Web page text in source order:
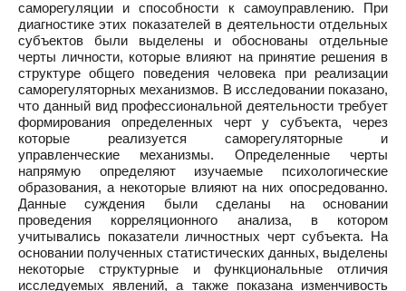
саморегуляции и способности к самоуправлению. При
диагностике этих показателей в деятельности отдельных
субъектов были выделены и обоснованы отдельные
черты личности, которые влияют на принятие решения в
структуре общего поведения человека при реализации
саморегуляторных механизмов. В исследовании показано,
что данный вид профессиональной деятельности требует
формирования определенных черт у субъекта, через
которые реализуется саморегуляторные и
управленческие механизмы. Определенные черты
напрямую определяют изучаемые психологические
образования, а некоторые влияют на них опосредованно.
Данные суждения были сделаны на основании
проведения корреляционного анализа, в котором
учитывались показатели личностных черт субъекта. На
основании полученных статистических данных, выделены
некоторые структурные и функциональные отличия
исследуемых явлений, а также показана изменчивость